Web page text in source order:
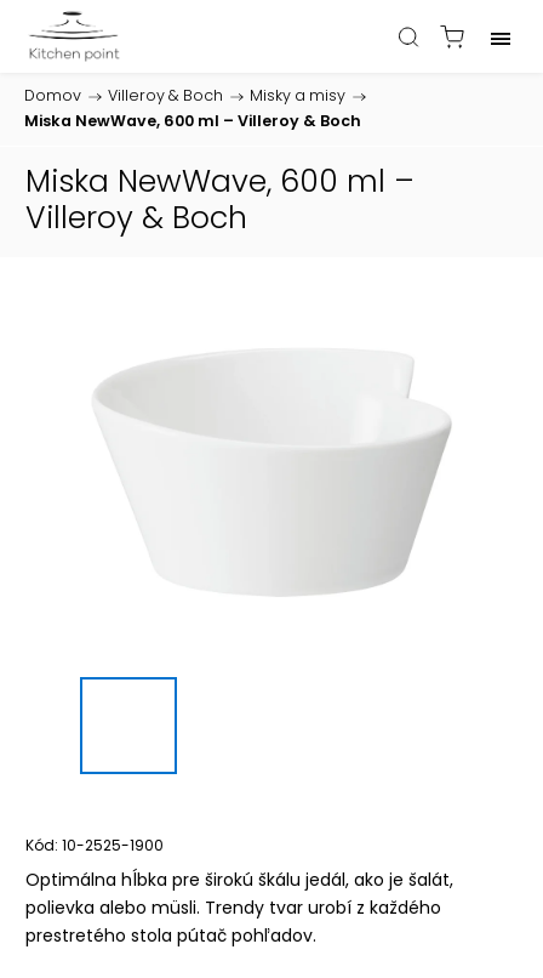
Domov / Villeroy & Boch / Misky a misy /
Miska NewWave, 600 ml – Villeroy & Boch
Miska NewWave, 600 ml –
Villeroy & Boch
Kód: 10-2525-1900
Optimálna hĺbka pre širokú škálu jedál, ako je šalát,
polievka alebo müsli. Trendy tvar urobí z každého
prestretého stola pútač pohľadov.